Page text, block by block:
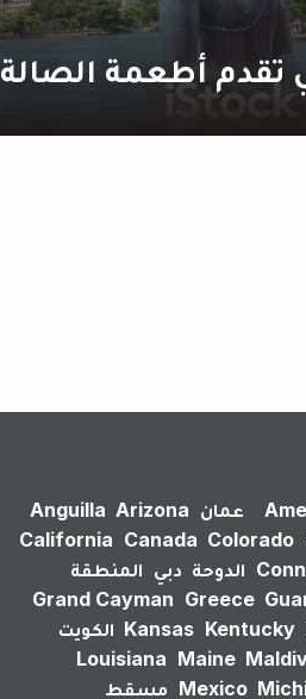
تقدم أطعمة الصالة
عمان Anguilla Arizona
California Canada Colorado
الدوحة دبي المنطقة
Grand Cayman Greece
Kansas Kentucky
الكويت
Louisiana Maine
Mexico مسقط